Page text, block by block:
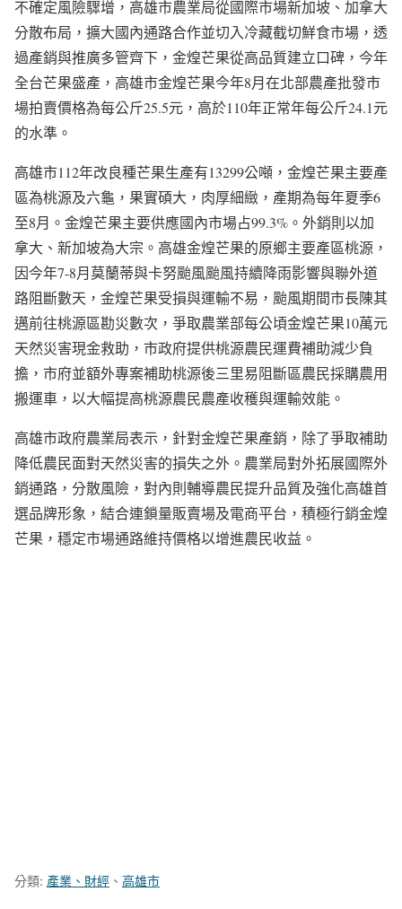
不確定風險驟增，高雄市農業局從國際市場新加坡、加拿大
分散布局，擴大國內通路合作並切入冷藏截切鮮食市場，透
過產銷與推廣多管齊下，金煌芒果從高品質建立口碑，今年
全台芒果盛產，高雄市金煌芒果今年8月在北部農產批發市
場拍賣價格為每公斤25.5元，高於110年正常年每公斤24.1元
的水準。
高雄市112年改良種芒果生產有13299公噸，金煌芒果主要產
區為桃源及六龜，果實碩大，肉厚細緻，產期為每年夏季6
至8月。金煌芒果主要供應國內市場占99.3%。外銷則以加
拿大、新加坡為大宗。高雄金煌芒果的原鄉主要產區桃源，
因今年7-8月莫蘭蒂與卡努颱風颱風持續降雨影響與聯外道
路阻斷數天，金煌芒果受損與運輸不易，颱風期間市長陳其
邁前往桃源區勘災數次，爭取農業部每公頃金煌芒果10萬元
天然災害現金救助，市政府提供桃源農民運費補助減少負
擔，市府並額外專案補助桃源後三里易阻斷區農民採購農用
搬運車，以大幅提高桃源農民農產收穫與運輸效能。
高雄市政府農業局表示，針對金煌芒果產銷，除了爭取補助
降低農民面對天然災害的損失之外。農業局對外拓展國際外
銷通路，分散風險，對內則輔導農民提升品質及強化高雄首
選品牌形象，結合連鎖量販賣場及電商平台，積極行銷金煌
芒果，穩定市場通路維持價格以增進農民收益。
分類: 產業、財經 、 高雄市